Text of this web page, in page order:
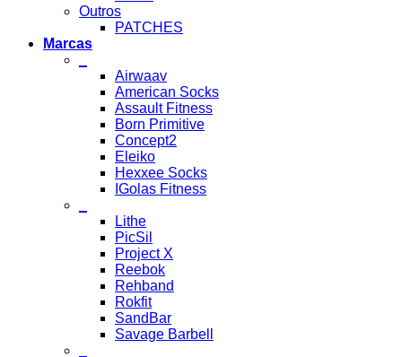
Outros
PATCHES
Marcas
Airwaav
American Socks
Assault Fitness
Born Primitive
Concept2
Eleiko
Hexxee Socks
IGolas Fitness
Lithe
PicSil
Project X
Reebok
Rehband
Rokfit
SandBar
Savage Barbell